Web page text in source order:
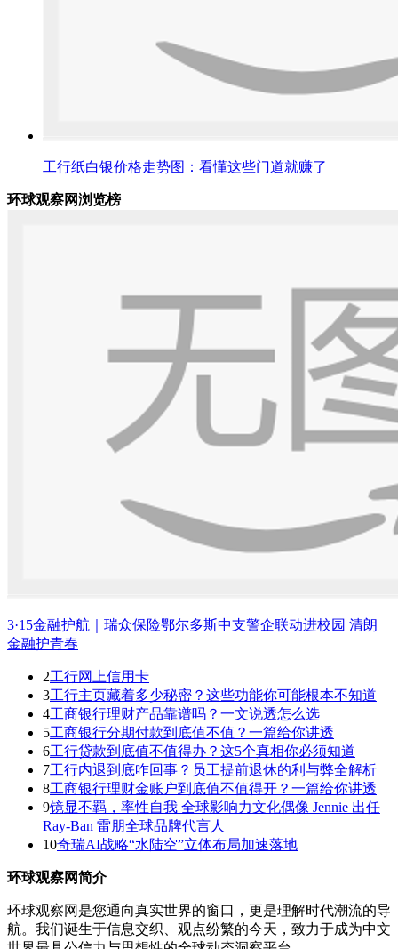
工行纸白银价格走势图：看懂这些门道就赚了
环球观察网浏览榜
3·15金融护航｜瑞众保险鄂尔多斯中支警企联动进校园 清朗
金融护青春
2工行网上信用卡
3工行主页藏着多少秘密？这些功能你可能根本不知道
4工商银行理财产品靠谱吗？一文说透怎么选
5工商银行分期付款到底值不值？一篇给你讲透
6工行贷款到底值不值得办？这5个真相你必须知道
7工行内退到底咋回事？员工提前退休的利与弊全解析
8工商银行理财金账户到底值不值得开？一篇给你讲透
9镜显不羁，率性自我 全球影响力文化偶像 Jennie 出任
Ray-Ban 雷朋全球品牌代言人
10奇瑞AI战略“水陆空”立体布局加速落地
环球观察网简介
环球观察网是您通向真实世界的窗口，更是理解时代潮流的导
航。我们诞生于信息交织、观点纷繁的今天，致力于成为中文